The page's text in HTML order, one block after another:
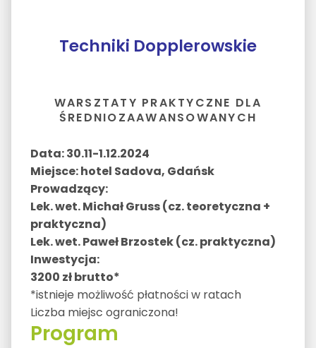
Techniki Dopplerowskie
WARSZTATY PRAKTYCZNE DLA
ŚREDNIOZAAWANSOWANYCH
Data: 30.11-1.12.2024
Miejsce: hotel Sadova, Gdańsk
Prowadzący:
Lek. wet. Michał Gruss (cz. teoretyczna +
praktyczna)
Lek. wet. Paweł Brzostek (cz. praktyczna)
Inwestycja:
3200 zł brutto*
*istnieje możliwość płatności w ratach
Liczba miejsc ograniczona!
Program